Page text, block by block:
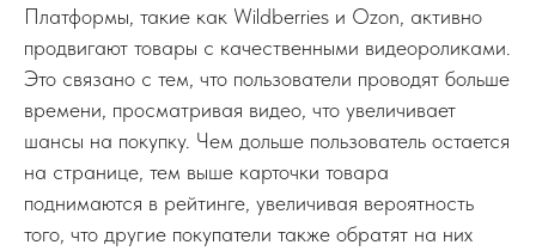
Платформы, такие как Wildberries и Ozon, активно
продвигают товары с качественными видеороликами.
Это связано с тем, что пользователи проводят больше
времени, просматривая видео, что увеличивает
шансы на покупку. Чем дольше пользователь остается
на странице, тем выше карточки товара
поднимаются в рейтинге, увеличивая вероятность
того, что другие покупатели также обратят на них